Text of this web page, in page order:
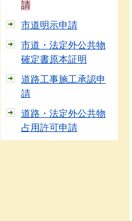
請
市道明示申請
市道・法定外公共物
確定書原本証明
道路工事施工承認申
請
道路・法定外公共物
占用許可申請